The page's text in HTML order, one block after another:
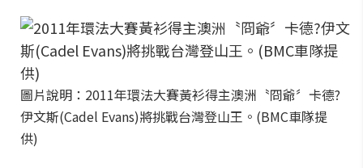
圖片說明：2011年環法大賽黃衫得主澳洲〝冏爺〞卡德?
伊文斯(Cadel Evans)將挑戰台灣登山王。(BMC車隊提
供)